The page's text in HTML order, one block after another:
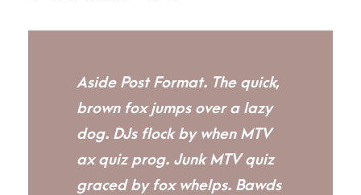
Aside Post Format. The quick,
brown fox jumps over a lazy
dog. DJs flock by when MTV
ax quiz prog. Junk MTV quiz
graced by fox whelps. Bawds